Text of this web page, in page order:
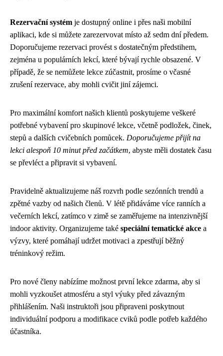
Rezervační systém je dostupný online i přes naši mobilní
aplikaci, kde si můžete zarezervovat místo až sedm dní předem.
Doporučujeme rezervaci provést s dostatečným předstihem,
zejména u populárních lekcí, které bývají rychle obsazené. V
případě, že se nemůžete lekce zúčastnit, prosíme o včasné
zrušení rezervace, aby mohli cvičit jiní zájemci.
Pro maximální komfort našich klientů poskytujeme veškeré
potřebné vybavení pro skupinové lekce, včetně podložek, činek,
stepů a dalších cvičebních pomůcek. Doporučujeme přijít na
lekci alespoň 10 minut před začátkem, abyste měli dostatek času
se převléct a připravit si vybavení.
Pravidelně aktualizujeme náš rozvrh podle sezónních trendů a
zpětné vazby od našich členů. V létě přidáváme více ranních a
večerních lekcí, zatímco v zimě se zaměřujeme na intenzivnější
indoor aktivity. Organizujeme také speciální tematické akce a
výzvy, které pomáhají udržet motivaci a zpestřují běžný
tréninkový režim.
Pro nové členy nabízíme možnost první lekce zdarma, aby si
mohli vyzkoušet atmosféru a styl výuky před závazným
přihlášením. Naši instruktoři jsou připraveni poskytnout
individuální podporu a modifikace cviků podle potřeb každého
účastníka.